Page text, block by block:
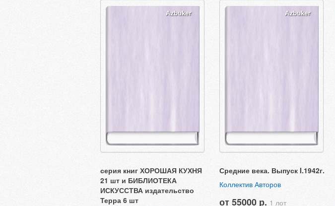
серия книг ХОРОШАЯ КУХНЯ
21 шт и БИБЛИОТЕКА
ИСКУССТВА издательство
Терра 6 шт
Средние века. Выпуск I.1942г.
Коллектив Авторов
от 55000 р. 1 лот